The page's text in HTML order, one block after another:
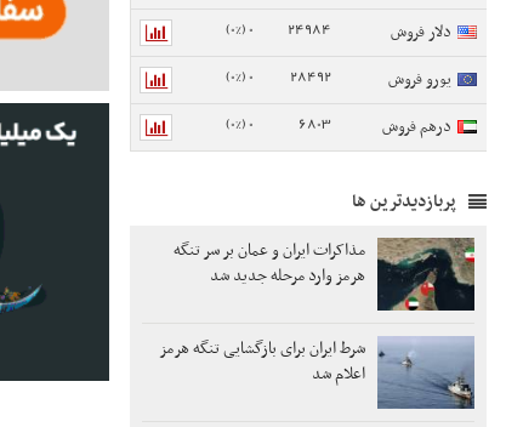
دلار فروش 24984
0 (0%)
یورو فروش 28492
0 (0%)
درهم فروش 6803
0 (0%)
پربازدیدترین ها
مذاکرات ایران و عمان بر سر تنگه
هرمز وارد مرحله جدید شد
شرط ایران برای بازگشایی تنگه هرمز
اعلام شد